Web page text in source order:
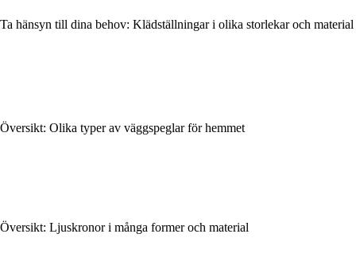
Ta hänsyn till dina behov: Klädställningar i olika storlekar och material
Översikt: Olika typer av väggspeglar för hemmet
Översikt: Ljuskronor i många former och material